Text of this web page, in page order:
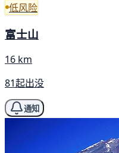
低风险
富士山
16 km
81起出没
通知